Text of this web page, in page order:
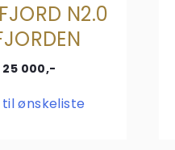
N2.0
25 000,-
til ønskeliste